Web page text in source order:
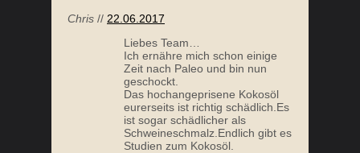
Chris // 22.06.2017
Liebes Team…
Ich ernähre mich schon einige
Zeit nach Paleo und bin nun
geschockt.
Das hochangeprisene Kokosöl
eurerseits ist richtig schädlich.Es
ist sogar schädlicher als
Schweineschmalz.Endlich gibt es
Studien zum Kokosöl.